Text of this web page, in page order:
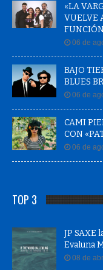
«LA
VUELVE
06 de
BAJO
BLUES
06 de
CAMI
CON
06 de
TOP 3
JP SAXE
Evaluna
08 de